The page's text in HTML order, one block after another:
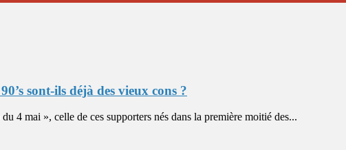
sont-ils déjà des vieux cons ?
4 mai », celle de ces supporters nés dans la première moitié des...